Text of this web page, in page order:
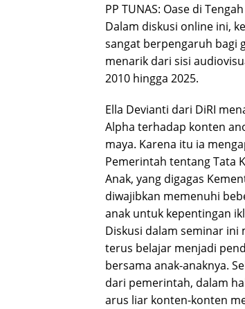
PP TUNAS: Oase di
Dalam diskusi online ini,
sangat berpengaruh bagi
menarik dari sisi
2010 hingga 2025.
Ella Devianti dari DiRI
Alpha terhadap konten
maya. Karena itu ia
Pemerintah tentang Tata
Anak, yang digagas
diwajibkan memenuhi
anak untuk kepentingan
Diskusi dalam seminar
terus belajar menjadi
bersama anak-anaknya.
dari pemerintah, dalam
arus liar konten-konten